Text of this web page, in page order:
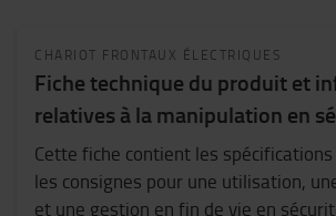
CHARIOT FRONTAUX ÉLECTRIQUES
Fiche technique du produit et
relatives à la manipulation en
Cette fiche contient les
les consignes pour une utilisation,
et une gestion en fin de vie en